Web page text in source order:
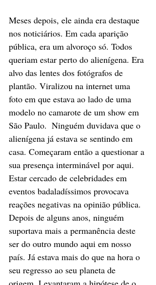
Meses depois, ele ainda era destaque
nos noticiários. Em cada aparição
pública, era um alvoroço só. Todos
queriam estar perto do alienígena. Era
alvo das lentes dos fotógrafos de
plantão. Viralizou na internet uma
foto em que estava ao lado de uma
modelo no camarote de um show em
São Paulo.  Ninguém duvidava que o
alienígena já estava se sentindo em
casa. Começaram então a questionar a
sua presença interminável por aqui.
Estar cercado de celebridades em
eventos badaladíssimos provocava
reações negativas na opinião pública.
Depois de alguns anos, ninguém
suportava mais a permanência deste
ser do outro mundo aqui em nosso
país. Já estava mais do que na hora o
seu regresso ao seu planeta de